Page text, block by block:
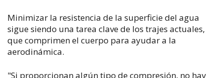
Minimizar la resistencia de la superficie del agua
sigue siendo una tarea clave de los trajes actuales,
que comprimen el cuerpo para ayudar a la
aerodinámica.
"Si proporcionan algún tipo de compresión, no hay